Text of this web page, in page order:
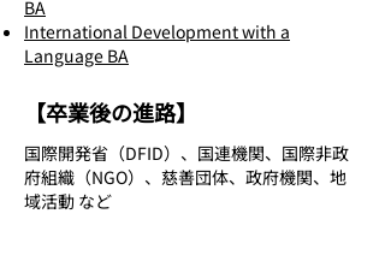
BA
International Development with a
Language BA
【卒業後の進路】
国際開発省（DFID）、国連機関、国際非政
府組織（NGO）、慈善団体、政府機関、地
域活動 など